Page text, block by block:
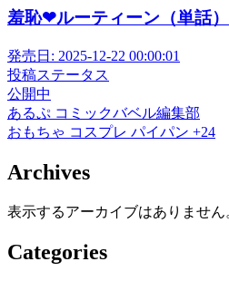
羞恥❤ルーティーン（単話
発売日: 2025-12-22 00:00:01
投稿ステータス
公開中
あるぷ コミックバベル編集部
おもちゃ コスプレ パイパン +24
Archives
表示するアーカイブはありません
Categories